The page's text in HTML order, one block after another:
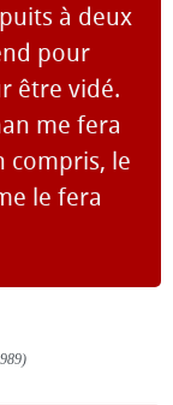
à deux
pour
être vidé.
me fera
compris, le
le fera